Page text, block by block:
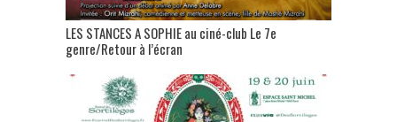
LES STANCES A SOPHIE au ciné-club Le 7e
genre/Retour à l’écran